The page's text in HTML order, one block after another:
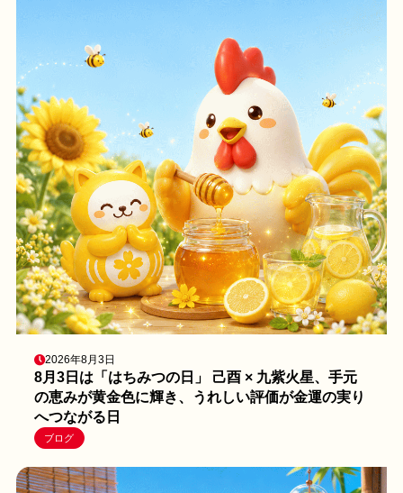
2026年8月3日
8月3日は「はちみつの日」 己酉 × 九紫火星、手元
の恵みが黄金色に輝き、うれしい評価が金運の実り
へつながる日
ブログ